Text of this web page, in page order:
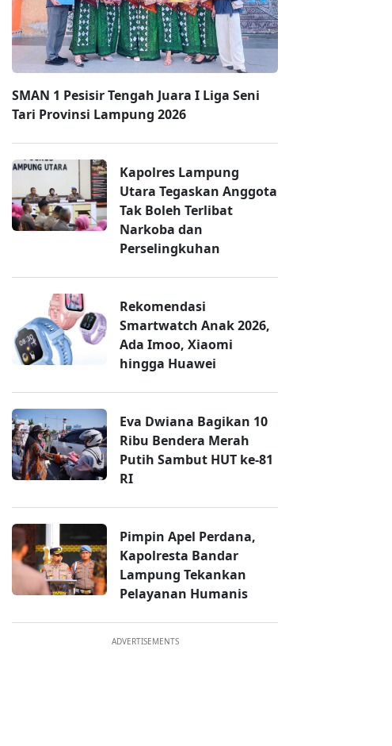
SMAN 1 Pesisir Tengah Juara I Liga Seni
Tari Provinsi Lampung 2026
Kapolres Lampung
Utara Tegaskan Anggota
Tak Boleh Terlibat
Narkoba dan
Perselingkuhan
Rekomendasi
Smartwatch Anak 2026,
Ada Imoo, Xiaomi
hingga Huawei
Eva Dwiana Bagikan 10
Ribu Bendera Merah
Putih Sambut HUT ke-81
RI
Pimpin Apel Perdana,
Kapolresta Bandar
Lampung Tekankan
Pelayanan Humanis
ADVERTISEMENTS